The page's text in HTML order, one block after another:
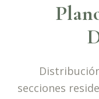
secciones